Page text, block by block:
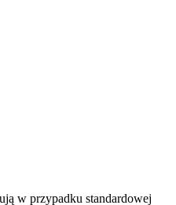
w przypadku standardowej